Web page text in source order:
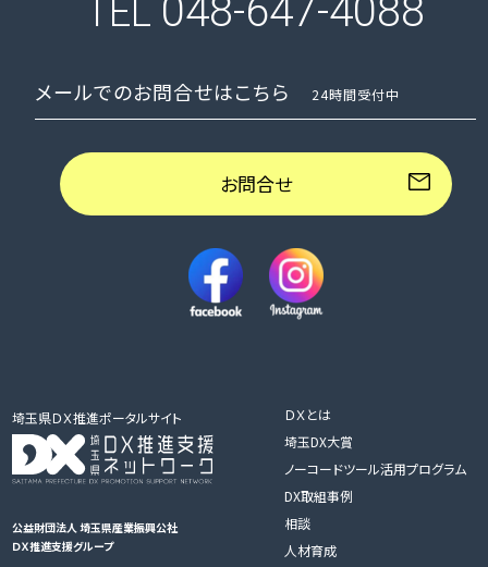
TEL 048-647-4088
メールでのお問合せはこちら 24時間受付中
お問合せ
埼玉県ＤＸ推進ポータルサイト
公益財団法人 埼玉県産業振興公社
ＤＸ推進支援グループ
ＤＸとは
埼玉DX大賞
ノーコードツール活用プログラム
DX取組事例
相談
人材育成